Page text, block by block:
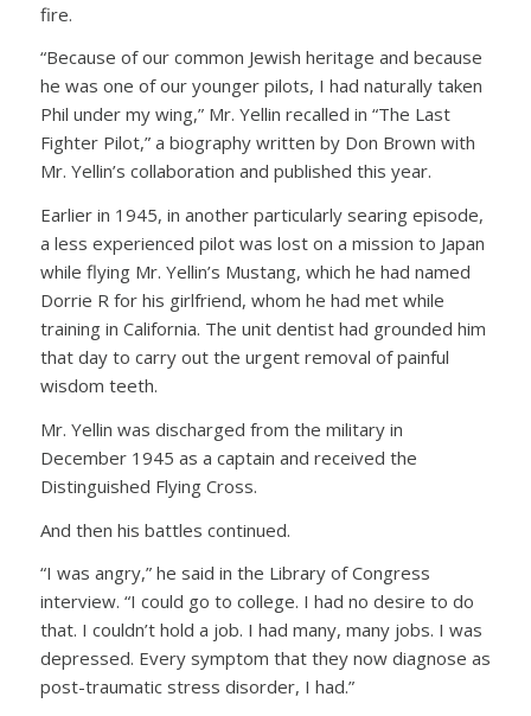
fire.
“Because of our common Jewish heritage and because
he was one of our younger pilots, I had naturally taken
Phil under my wing,” Mr. Yellin recalled in “The Last
Fighter Pilot,” a biography written by Don Brown with
Mr. Yellin’s collaboration and published this year.
Earlier in 1945, in another particularly searing episode,
a less experienced pilot was lost on a mission to Japan
while flying Mr. Yellin’s Mustang, which he had named
Dorrie R for his girlfriend, whom he had met while
training in California. The unit dentist had grounded him
that day to carry out the urgent removal of painful
wisdom teeth.
Mr. Yellin was discharged from the military in
December 1945 as a captain and received the
Distinguished Flying Cross.
And then his battles continued.
“I was angry,” he said in the Library of Congress
interview. “I could go to college. I had no desire to do
that. I couldn’t hold a job. I had many, many jobs. I was
depressed. Every symptom that they now diagnose as
post-traumatic stress disorder, I had.”